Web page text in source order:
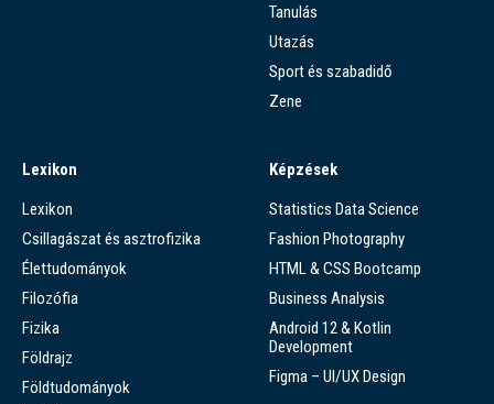
Tanulás
Utazás
Sport és szabadidő
Zene
Lexikon
Lexikon
Csillagászat és asztrofizika
Élettudományok
Filozófia
Fizika
Földrajz
Földtudományok
Képzések
Statistics Data Science
Fashion Photography
HTML & CSS Bootcamp
Business Analysis
Android 12 & Kotlin
Development
Figma – UI/UX Design